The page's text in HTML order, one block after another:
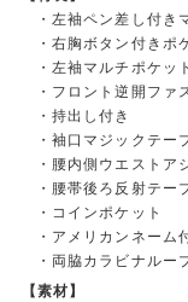
・左袖ペン差し付き
・右胸ボタン付きポ
・左袖マルチポケット
・フロント逆開ファ
・持出し付き
・袖口マジックテー
・腰内側ウエストア
・腰帯後ろ反射テー
・コインポケット
・アメリカンネーム
・両脇カラビナルー
【素材】